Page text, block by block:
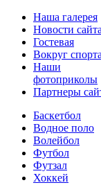
Наша галерея
Новости сайта
Гостевая
Вокруг спорта
Наши
фотоприколы
Партнеры
Баскетбол
Водное поло
Волейбол
Футбол
Футзал
Хоккей